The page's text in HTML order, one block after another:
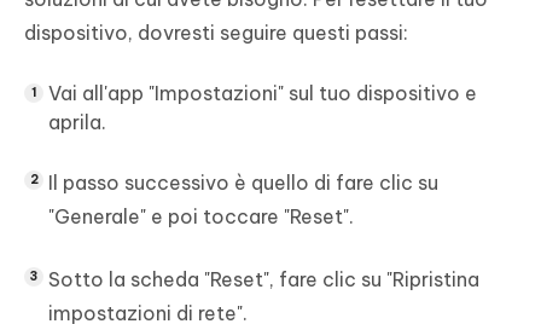
dispositivo, dovresti seguire questi passi:
Vai all'app "Impostazioni" sul tuo dispositivo e
aprila.
Il passo successivo è quello di fare clic su
"Generale" e poi toccare "Reset".
Sotto la scheda "Reset", fare clic su "Ripristina
impostazioni di rete".